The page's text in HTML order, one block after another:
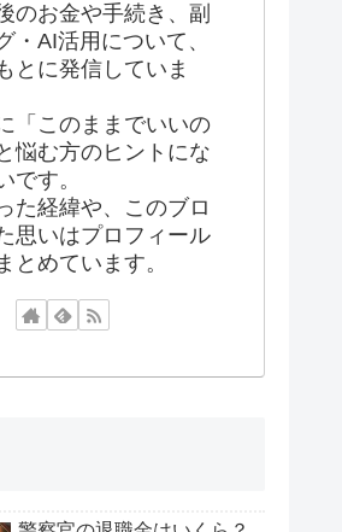
のお金や手続き、副
・AI活用について、
とに発信していま
「このままでいいの
悩む方のヒントにな
です。
た経緯や、このブロ
思いはプロフィール
とめています。